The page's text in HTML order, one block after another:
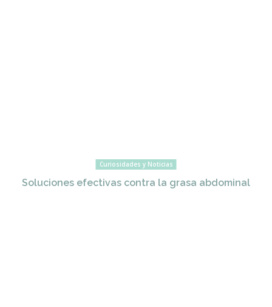
Curiosidades y Noticias
Soluciones efectivas contra la grasa abdominal